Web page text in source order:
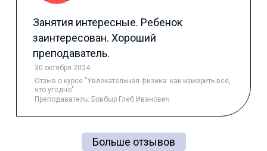
Занятия интересные. Ребенок
заинтересован. Хороший
преподаватель.
30 октября 2024
Отзыв о курсе "Увлекательная физика: как измерить всё,
что угодно"
Преподаватель: Бовбыр Глеб Иванович
Больше отзывов